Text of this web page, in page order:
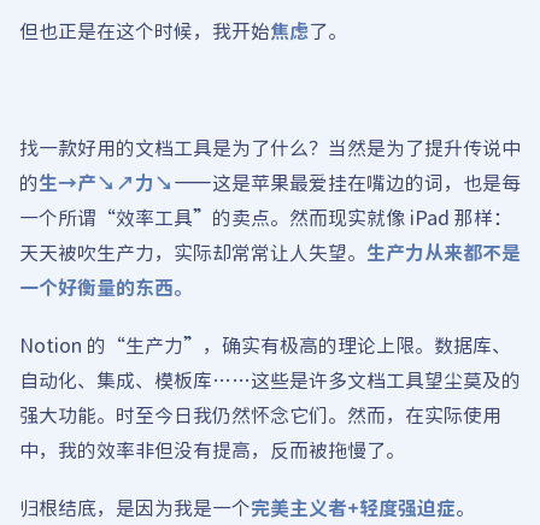
但也正是在这个时候，我开始焦虑了。
找一款好用的文档工具是为了什么？当然是为了提升传说中
的生→产↘↗力↘——这是苹果最爱挂在嘴边的词，也是每
一个所谓“效率工具”的卖点。然而现实就像 iPad 那样：
天天被吹生产力，实际却常常让人失望。 生产力从来都不是
一个好衡量的东西。
Notion 的“生产力”，确实有极高的理论上限。数据库、
自动化、集成、模板库……这些是许多文档工具望尘莫及的
强大功能。时至今日我仍然怀念它们。然而，在实际使用
中，我的效率非但没有提高，反而被拖慢了。
归根结底，是因为我是一个完美主义者+轻度强迫症。